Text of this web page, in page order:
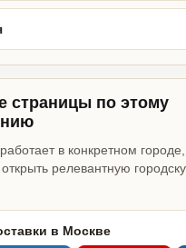
страницы по этому
в конкретном городе,
релевантную
в Москве